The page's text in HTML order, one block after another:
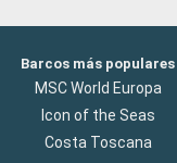
Barcos más populares
MSC World Europa
Icon of the Seas
Costa Toscana